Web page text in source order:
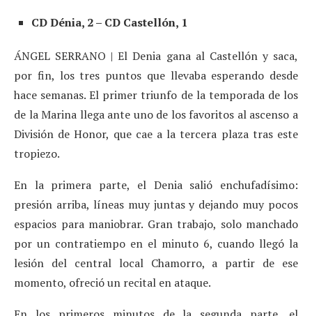
CD Dénia, 2 – CD Castellón, 1
ÁNGEL SERRANO | El Denia gana al Castellón y saca,
por fin, los tres puntos que llevaba esperando desde
hace semanas. El primer triunfo de la temporada de los
de la Marina llega ante uno de los favoritos al ascenso a
División de Honor, que cae a la tercera plaza tras este
tropiezo.
En la primera parte, el Denia salió enchufadísimo:
presión arriba, líneas muy juntas y dejando muy pocos
espacios para maniobrar. Gran trabajo, solo manchado
por un contratiempo en el minuto 6, cuando llegó la
lesión del central local Chamorro, a partir de ese
momento, ofreció un recital en ataque.